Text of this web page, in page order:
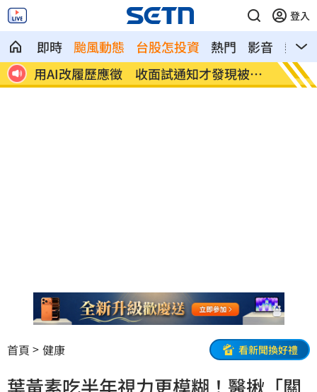
登入
即時 颱風動態 台股怎投資 熱門 影音
熱搜
新
用AI改履歷應徵 收面試通知才發現被誇
大
江蕙
式
首頁 健康 看新聞換好禮
葉黃素吃半年視力更模糊！醫揪「關